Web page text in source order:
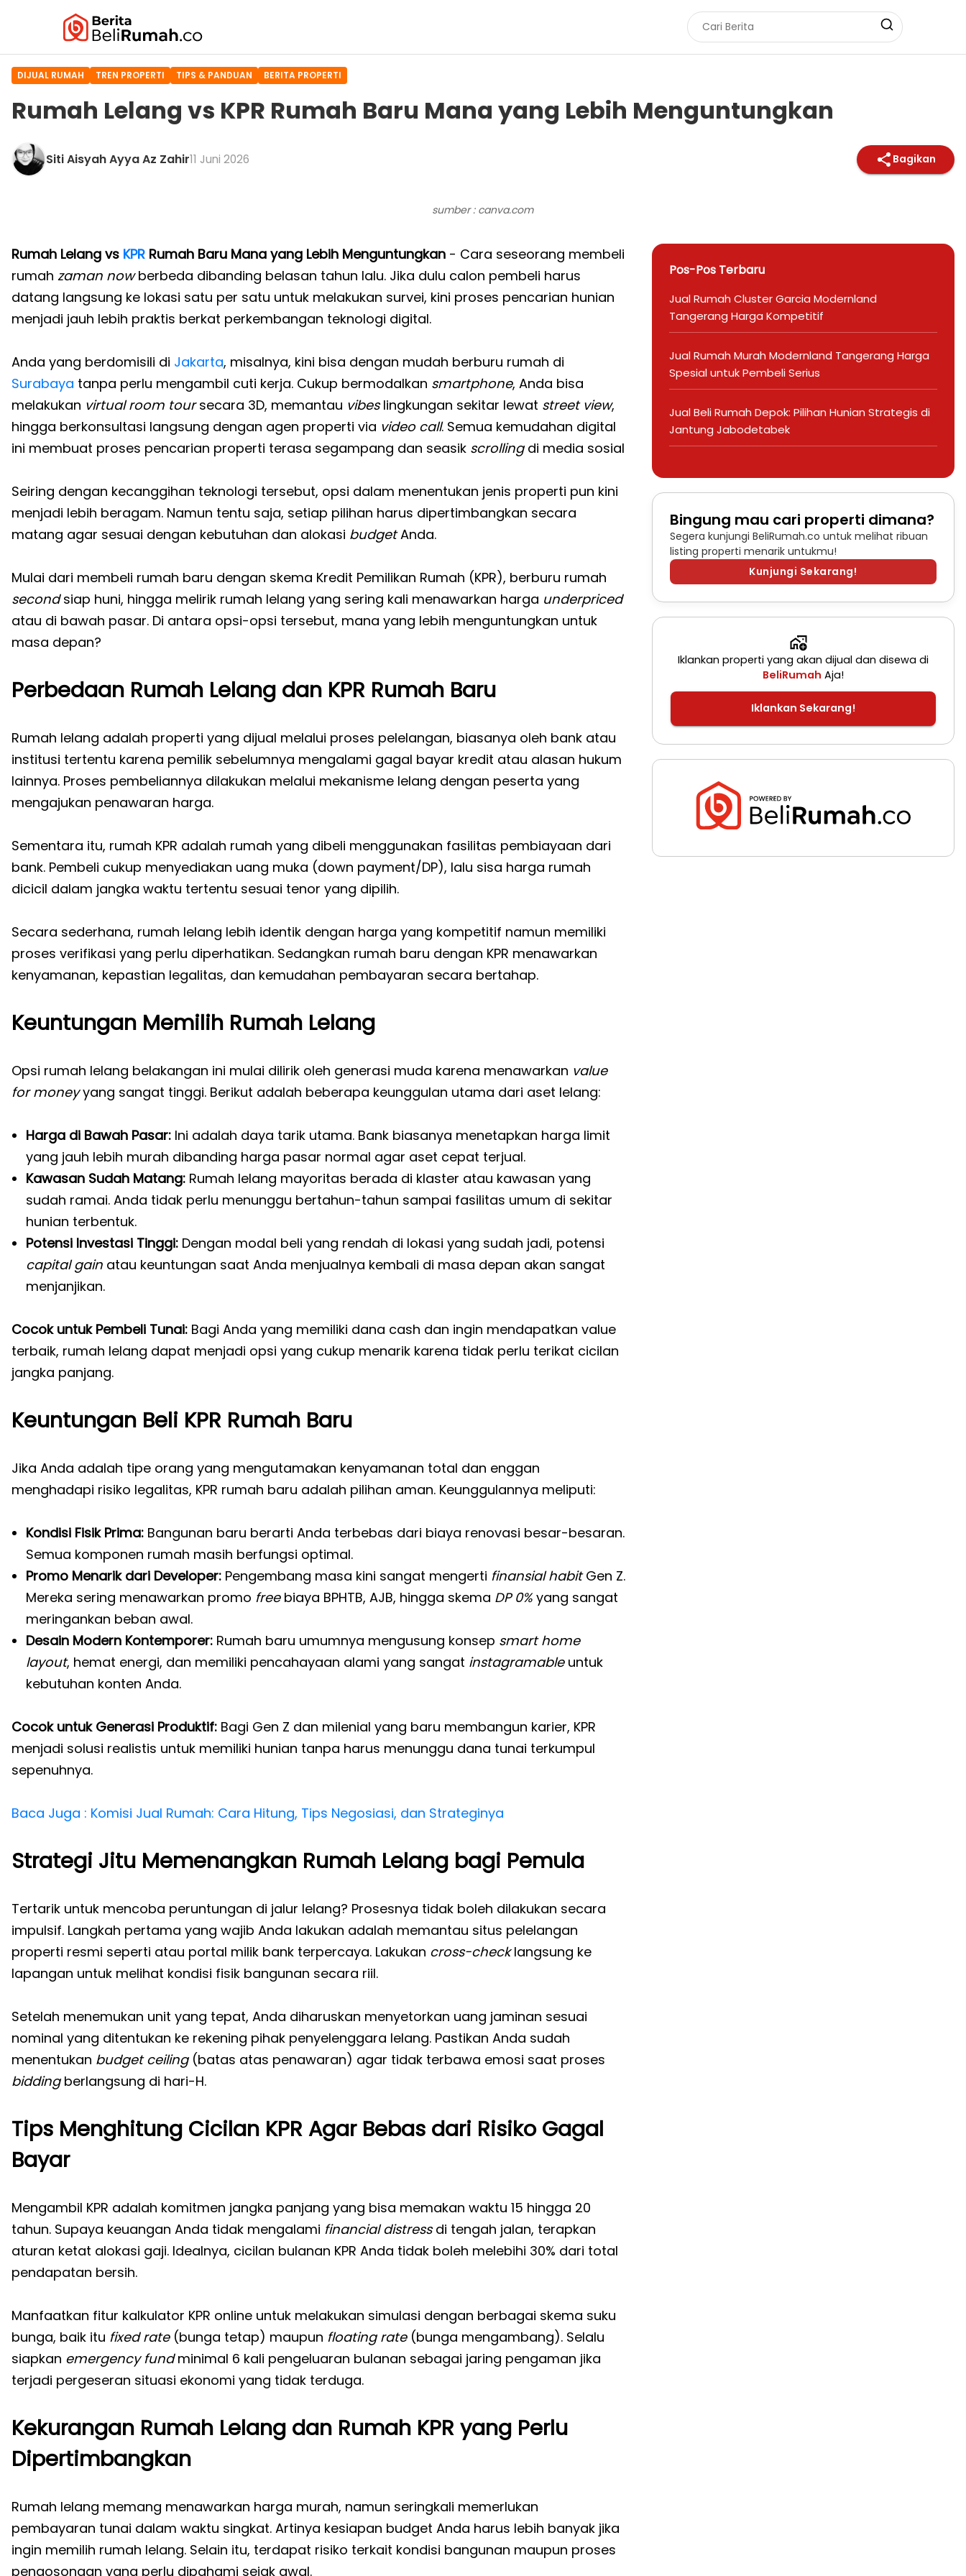
DIJUAL RUMAH TREN PROPERTI TIPS & PANDUAN BERITA PROPERTI
Rumah Lelang vs KPR Rumah Baru Mana yang Lebih Menguntungkan
Siti Aisyah Ayya Az Zahir11 Juni 2026 Bagikan
sumber : canva.com
Rumah Lelang vs KPR Rumah Baru Mana yang Lebih Menguntungkan - Cara seseorang membeli
rumah zaman nowberbeda dibanding belasan tahun lalu. Jika dulu calon pembeli harus
datang langsung ke lokasi satu per satu untuk melakukan survei, kini proses pencarian hunian
menjadi jauh lebih praktis berkat perkembangan teknologi digital.
Anda yang berdomisili di Jakarta, misalnya, kini bisa dengan mudah berburu rumah di
Surabaya tanpa perlu mengambil cuti kerja. Cukup bermodalkan smartphone, Anda bisa
melakukan virtual room toursecara 3D, memantau vibeslingkungan sekitar lewat street view,
hingga berkonsultasi langsung dengan agen properti via video call. Semua kemudahan digital
ini membuat proses pencarian properti terasa segampang dan seasik scrollingdi media sosial
Seiring dengan kecanggihan teknologi tersebut, opsi dalam menentukan jenis properti pun kini
menjadi lebih beragam. Namun tentu saja, setiap pilihan harus dipertimbangkan secara
matang agar sesuai dengan kebutuhan dan alokasi budgetAnda.
Mulai dari membeli rumah baru dengan skema Kredit Pemilikan Rumah (KPR), berburu rumah
secondsiap huni, hingga melirik rumah lelang yang sering kali menawarkan harga underpriced
atau di bawah pasar. Di antara opsi-opsi tersebut, mana yang lebih menguntungkan untuk
masa depan?
Perbedaan Rumah Lelang dan KPR Rumah Baru
Rumah lelang adalah properti yang dijual melalui proses pelelangan, biasanya oleh bank atau
institusi tertentu karena pemilik sebelumnya mengalami gagal bayar kredit atau alasan hukum
lainnya. Proses pembeliannya dilakukan melalui mekanisme lelang dengan peserta yang
mengajukan penawaran harga.
Sementara itu, rumah KPR adalah rumah yang dibeli menggunakan fasilitas pembiayaan dari
bank. Pembeli cukup menyediakan uang muka (down payment/DP), lalu sisa harga rumah
dicicil dalam jangka waktu tertentu sesuai tenor yang dipilih.
Secara sederhana, rumah lelang lebih identik dengan harga yang kompetitif namun memiliki
proses verifikasi yang perlu diperhatikan. Sedangkan rumah baru dengan KPR menawarkan
kenyamanan, kepastian legalitas, dan kemudahan pembayaran secara bertahap.
Keuntungan Memilih Rumah Lelang
Opsi rumah lelang belakangan ini mulai dilirik oleh generasi muda karena menawarkan value
for moneyyang sangat tinggi. Berikut adalah beberapa keunggulan utama dari aset lelang:
Harga di Bawah Pasar: Ini adalah daya tarik utama. Bank biasanya menetapkan harga limit
yang jauh lebih murah dibanding harga pasar normal agar aset cepat terjual.
Kawasan Sudah Matang: Rumah lelang mayoritas berada di klaster atau kawasan yang
sudah ramai. Anda tidak perlu menunggu bertahun-tahun sampai fasilitas umum di sekitar
hunian terbentuk.
Potensi Investasi Tinggi: Dengan modal beli yang rendah di lokasi yang sudah jadi, potensi
capital gain atau keuntungan saat Anda menjualnya kembali di masa depan akan sangat
menjanjikan.
Cocok untuk Pembeli Tunai: Bagi Anda yang memiliki dana cash dan ingin mendapatkan value
terbaik, rumah lelang dapat menjadi opsi yang cukup menarik karena tidak perlu terikat cicilan
jangka panjang.
Keuntungan Beli KPR Rumah Baru
Jika Anda adalah tipe orang yang mengutamakan kenyamanan total dan enggan
menghadapi risiko legalitas, KPR rumah baru adalah pilihan aman. Keunggulannya meliputi:
Kondisi Fisik Prima: Bangunan baru berarti Anda terbebas dari biaya renovasi besar-besaran.
Semua komponen rumah masih berfungsi optimal.
Promo Menarik dari Developer: Pengembang masa kini sangat mengerti finansial habitGen Z.
Mereka sering menawarkan promo freebiaya BPHTB, AJB, hingga skema DP 0%yang sangat
meringankan beban awal.
Desain Modern Kontemporer: Rumah baru umumnya mengusung konsep smart home
layout, hemat energi, dan memiliki pencahayaan alami yang sangat instagramableuntuk
kebutuhan konten Anda.
Cocok untuk Generasi Produktif: Bagi Gen Z dan milenial yang baru membangun karier, KPR
menjadi solusi realistis untuk memiliki hunian tanpa harus menunggu dana tunai terkumpul
sepenuhnya.
Baca Juga : Komisi Jual Rumah: Cara Hitung, Tips Negosiasi, dan Strateginya
Strategi Jitu Memenangkan Rumah Lelang bagi Pemula
Tertarik untuk mencoba peruntungan di jalur lelang? Prosesnya tidak boleh dilakukan secara
impulsif. Langkah pertama yang wajib Anda lakukan adalah memantau situs pelelangan
properti resmi seperti atau portal milik bank terpercaya. Lakukan cross-checklangsung ke
lapangan untuk melihat kondisi fisik bangunan secara riil.
Setelah menemukan unit yang tepat, Anda diharuskan menyetorkan uang jaminan sesuai
nominal yang ditentukan ke rekening pihak penyelenggara lelang. Pastikan Anda sudah
menentukan budget ceiling(batas atas penawaran) agar tidak terbawa emosi saat proses
biddingberlangsung di hari-H.
Tips Menghitung Cicilan KPR Agar Bebas dari Risiko Gagal
Bayar
Mengambil KPR adalah komitmen jangka panjang yang bisa memakan waktu 15 hingga 20
tahun. Supaya keuangan Anda tidak mengalami financial distressdi tengah jalan, terapkan
aturan ketat alokasi gaji. Idealnya, cicilan bulanan KPR Anda tidak boleh melebihi 30% dari total
pendapatan bersih.
Manfaatkan fitur kalkulator KPR online untuk melakukan simulasi dengan berbagai skema suku
bunga, baik itu fixed rate (bunga tetap) maupun floating rate(bunga mengambang). Selalu
siapkan emergency fundminimal 6 kali pengeluaran bulanan sebagai jaring pengaman jika
terjadi pergeseran situasi ekonomi yang tidak terduga.
Kekurangan Rumah Lelang dan Rumah KPR yang Perlu
Dipertimbangkan
Rumah lelang memang menawarkan harga murah, namun seringkali memerlukan
pembayaran tunai dalam waktu singkat. Artinya kesiapan budget Anda harus lebih banyak jika
ingin memilih rumah lelang. Selain itu, terdapat risiko terkait kondisi bangunan maupun proses
pengosongan yang perlu dipahami sejak awal.
Pos-Pos Terbaru
Jual Rumah Cluster Garcia Modernland
Tangerang Harga Kompetitif
Jual Rumah Murah Modernland Tangerang Harga
Spesial untuk Pembeli Serius
Jual Beli Rumah Depok: Pilihan Hunian Strategis di
Jantung Jabodetabek
Bingung mau cari properti dimana?
Segera kunjungi BeliRumah.co untuk melihat ribuan
listing properti menarik untukmu!
Kunjungi Sekarang!
Iklankan properti yang akan dijual dan disewa di
BeliRumah Aja!
Iklankan Sekarang!